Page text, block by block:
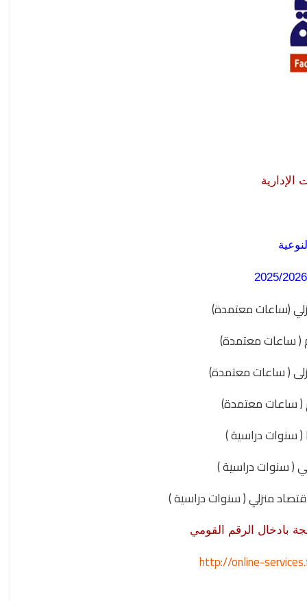
(ساعات معتمدة)
( ساعات معتمدة)
( ساعات معتمدة)
( ساعات معتمدة)
( سنوات دراسية )
( سنوات دراسية )
منزلي ( سنوات دراسية )
بادخال الرقم القومي
http://online-